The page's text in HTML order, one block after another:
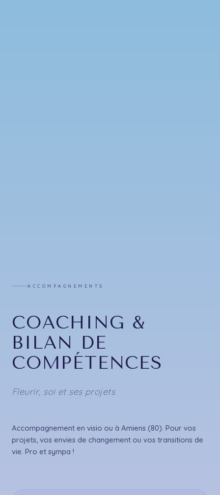
ACCOMPAGNEMENTS
COACHING &
BILAN DE
COMPÉTENCES
Fleurir, soi et ses projets
Accompagnement en visio ou à Amiens (80). Pour vos
projets, vos envies de changement ou vos transitions de
vie. Pro et sympa !